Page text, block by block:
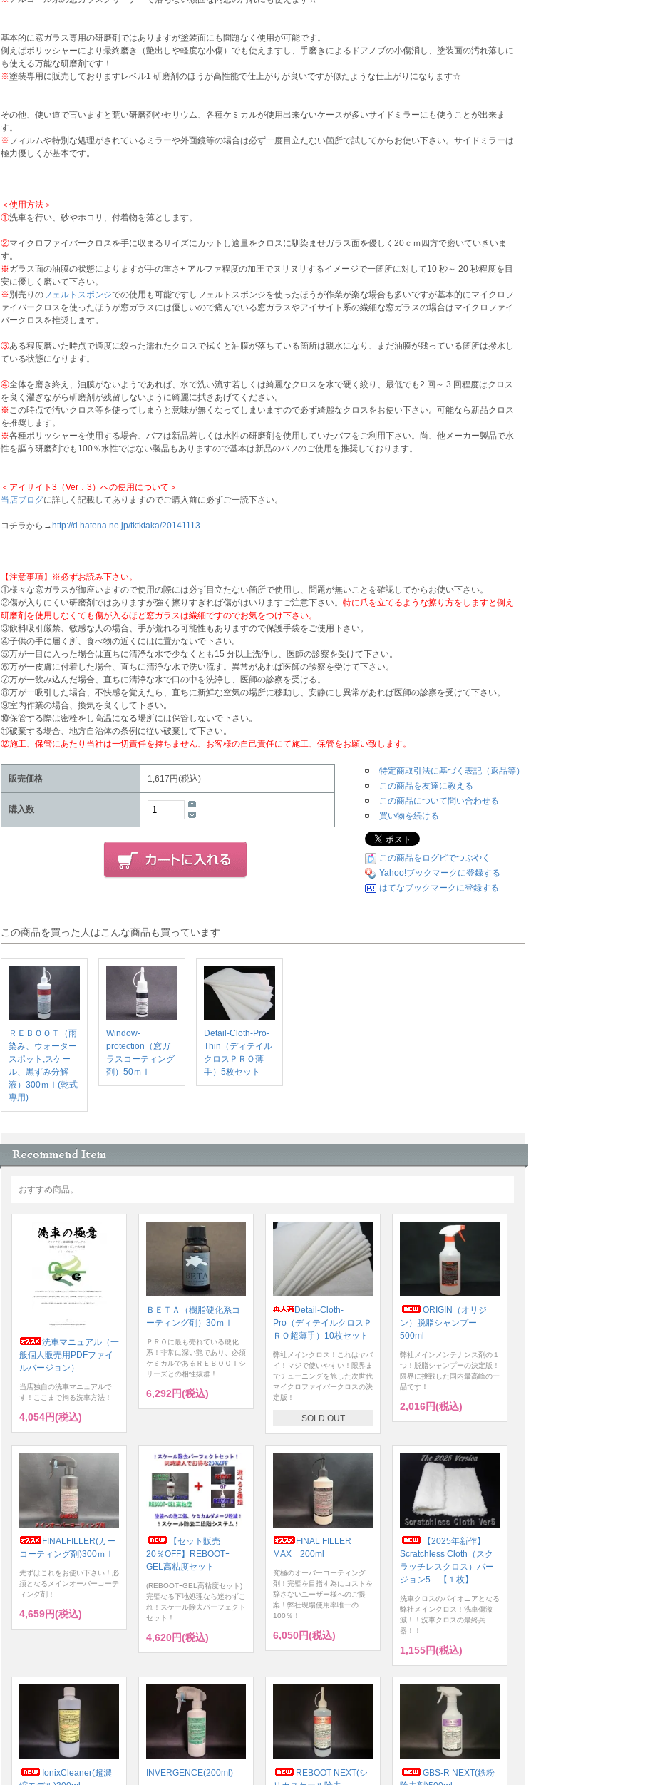
基本的に窓ガラス専用の研磨剤ではありますが塗装面にも問題なく使用が可能です。
例えばポリッシャーにより最終磨き（艶出しや軽度な小傷）でも使えますし、手磨きによるドアノブの小傷消し、塗装面の汚れ落しに
も使える万能な研磨剤です！
※塗装専用に販売しておりますレベル1 研磨剤のほうが高性能で仕上がりが良いですが似たような仕上がりになります☆
その他、使い道で言いますと荒い研磨剤やセリウム、各種ケミカルが使用出来ないケースが多いサイドミラーにも使うことが出来ま
す。
※フィルムや特別な処理がされているミラーや外面鏡等の場合は必ず一度目立たない箇所で試してからお使い下さい。サイドミラーは
極力優しくが基本です。
＜使用方法＞
①洗車を行い、砂やホコリ、付着物を落とします。
②マイクロファイバークロスを手に収まるサイズにカットし適量をクロスに馴染ませガラス面を優しく20ｃｍ四方で磨いていきいま
す。
※ガラス面の油膜の状態によりますが手の重さ+ アルファ程度の加圧でヌリヌリするイメージで一箇所に対して10 秒～ 20 秒程度を目
安に優しく磨いて下さい。
※別売りのフェルトスポンジでの使用も可能ですしフェルトスポンジを使ったほうが作業が楽な場合も多いですが基本的にマイクロフ
ァイバークロスを使ったほうが窓ガラスには優しいので痛んでいる窓ガラスやアイサイト系の繊細な窓ガラスの場合はマイクロファイ
バークロスを推奨します。
③ある程度磨いた時点で適度に絞った濡れたクロスで拭くと油膜が落ちている箇所は親水になり、まだ油膜が残っている箇所は撥水し
ている状態になります。
④全体を磨き終え、油膜がないようであれば、水で洗い流す若しくは綺麗なクロスを水で硬く絞り、最低でも2 回～ 3 回程度はクロス
を良く濯ぎながら研磨剤が残留しないように綺麗に拭きあげてください。
※この時点で汚いクロス等を使ってしまうと意味が無くなってしまいますので必ず綺麗なクロスをお使い下さい。可能なら新品クロス
を推奨します。
※各種ポリッシャーを使用する場合、バフは新品若しくは水性の研磨剤を使用していたバフをご利用下さい。尚、他メーカー製品で水
性を謳う研磨剤でも100％水性ではない製品もありますので基本は新品のバフのご使用を推奨しております。
＜アイサイト3（Ver．3）への使用について＞
当店ブログに詳しく記載してありますのでご購入前に必ずご一読下さい。
コチラから→ http://d.hatena.ne.jp/tktktaka/20141113
【注意事項】※必ずお読み下さい。
①様々な窓ガラスが御座いますので使用の際には必ず目立たない箇所で使用し、問題が無いことを確認してからお使い下さい。
②傷が入りにくい研磨剤ではありますが強く擦りすぎれば傷がはいりますご注意下さい。 特に爪を立てるような擦り方をしますと例え
研磨剤を使用しなくても傷が入るほど窓ガラスは繊細ですのでお気をつけ下さい。
③飲料吸引厳禁、敏感な人の場合、手が荒れる可能性もありますので保護手袋をご使用下さい。
④子供の手に届く所、食べ物の近くにはに置かないで下さい。
⑤万が一目に入った場合は直ちに清浄な水で少なくとも15 分以上洗浄し、医師の診察を受けて下さい。
⑥万が一皮膚に付着した場合、直ちに清浄な水で洗い流す。異常があれば医師の診察を受けて下さい。
⑦万が一飲み込んだ場合、直ちに清浄な水で口の中を洗浄し、医師の診察を受ける。
⑧万が一吸引した場合、不快感を覚えたら、直ちに新鮮な空気の場所に移動し、安静にし異常があれば医師の診察を受けて下さい。
⑨室内作業の場合、換気を良くして下さい。
⑩保管する際は密栓をし高温になる場所には保管しないで下さい。
⑪破棄する場合、地方自治体の条例に従い破棄して下さい。
⑫施工、保管にあたり当社は一切責任を持ちません、お客様の自己責任にて施工、保管をお願い致します。
販売価格 1,617円(税込)
購入数
特定商取引法に基づく表記（返品等）
この商品を友達に教える
この商品について問い合わせる
買い物を続ける
この商品をログピでつぶやく
Yahoo!ブックマークに登録する
はてなブックマークに登録する
この商品を買った人はこんな商品も買っています
ＲＥＢＯＯＴ（雨
染み、ウォーター
スポット,スケー
ル、黒ずみ分解
液）300ｍｌ(乾式
専用)
Window-
protection（窓ガ
ラスコーティング
剤）50ｍｌ
Detail-Cloth-Pro-
Thin（ディテイル
クロスＰＲＯ薄
手）5枚セット
おすすめ商品。
洗車マニュアル（一
般個人販売用PDFファイ
ルバージョン）
当店独自の洗車マニュアルで
す！ここまで拘る洗車方法！
4,054円(税込)
ＢＥＴＡ（樹脂硬化系コ
ーティング剤）30ｍｌ
ＰＲＯに最も売れている硬化
系！非常に深い艶であり、必須
ケミカルであるＲＥＢＯＯＴシ
リーズとの相性抜群！
6,292円(税込)
Detail-Cloth-
Pro（ディテイルクロスＰ
ＲＯ超薄手）10枚セット
弊社メインクロス！これはヤバ
イ！マジで使いやすい！限界ま
でチューニングを施した次世代
マイクロファイバークロスの決
定版！
SOLD OUT
ORIGIN（オリジ
ン）脱脂シャンプー
500ml
弊社メインメンテナンス剤の１
つ！脱脂シャンプーの決定版！
限界に挑戦した国内最高峰の一
品です！
2,016円(税込)
FINALFILLER(カー
コーティング剤)300ｍｌ
先ずはこれをお使い下さい！必
須となるメインオーバーコーテ
ィング剤！
4,659円(税込)
【セット販売
20％OFF】REBOOTｰ
GEL高粘度セット
(REBOOTｰGEL高粘度セット)
完璧なる下地処理なら迷わずこ
れ！スケール除去パーフェクト
セット！
4,620円(税込)
FINAL FILLER
MAX 200ml
究極のオーバーコーティング
剤！完璧を目指す為にコストを
辞さないユーザー様へのご提
案！弊社現場使用率唯一の
100％！
6,050円(税込)
【2025年新作】
Scratchless Cloth（スク
ラッチレスクロス）バー
ジョン5 【１枚】
洗車クロスのパイオニアとなる
弊社メインクロス！洗車傷激
減！！洗車クロスの最終兵
器！！
1,155円(税込)
IonixCleaner(超濃
INVERGENCE(200ml)
REBOOT NEXT(シ
GBS-R NEXT(鉄粉